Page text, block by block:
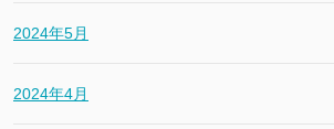
2024年5月
2024年4月